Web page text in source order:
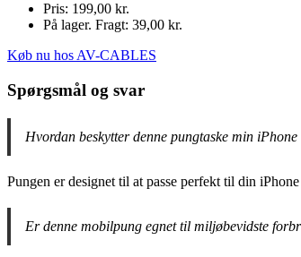
Pris: 199,00 kr.
På lager. Fragt: 39,00 kr.
Køb nu hos AV-CABLES
Spørgsmål og svar
Hvordan beskytter denne pungtaske min
Pungen er designet til at passe perfekt til din
Er denne mobilpung egnet til miljøbevidste